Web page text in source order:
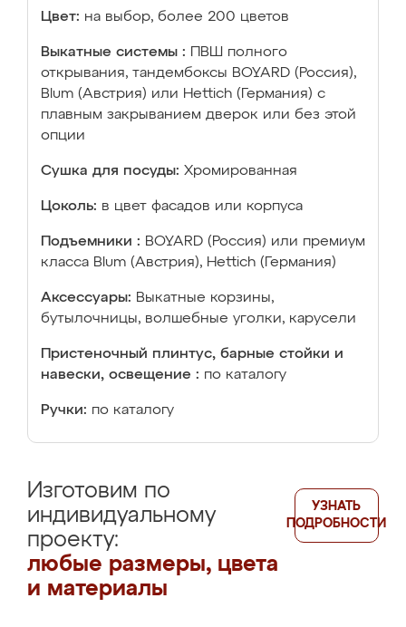
Цвет: на выбор, более 200 цветов
Выкатные системы :
ПВШ полного
открывания, тандембоксы BOYARD (Россия),
Blum (Австрия) или Hettich (Германия) с
плавным закрыванием дверок или без этой
опции
Сушка для посуды: Хромированная
Цоколь: в цвет фасадов или корпуса
Подъемники : BOYARD (Россия) или премиум
класса Blum (Австрия), Hettich (Германия)
Аксессуары: Выкатные корзины,
бутылочницы, волшебные уголки, карусели
Пристеночный плинтус, барные стойки и
навески, освещение : по каталогу
Ручки: по каталогу
Изготовим по
индивидуальному
проекту:
любые размеры, цвета
и материалы
УЗНАТЬ
ПОДРОБНОСТИ